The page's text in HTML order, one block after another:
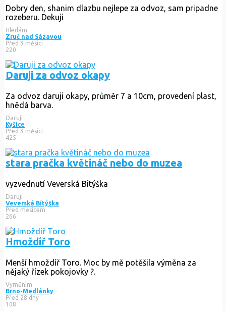
Dobry den, shanim dlazbu nejlepe za odvoz, sam pripadne
rozeberu. Dekuji
Hledám
Zruč nad Sázavou
Před 3 měsíci
220
Daruji za odvoz okapy
Za odvoz daruji okapy, průměr 7 a 10cm, provedení plast,
hnědá barva.
Daruji
Kyšice
Před 3 měsíci
425
stara pračka květináč nebo do muzea
vyzvednutí Veverská Bitýška
Daruji
Veverská Bítýška
Před měsícem
266
Hmoždíř Toro
Menší hmoždíř Toro. Moc by mě potěšila výměna za
nějaký řízek pokojovky ?.
Vyměním
Brno-Medlánky
Před 28 dny
108